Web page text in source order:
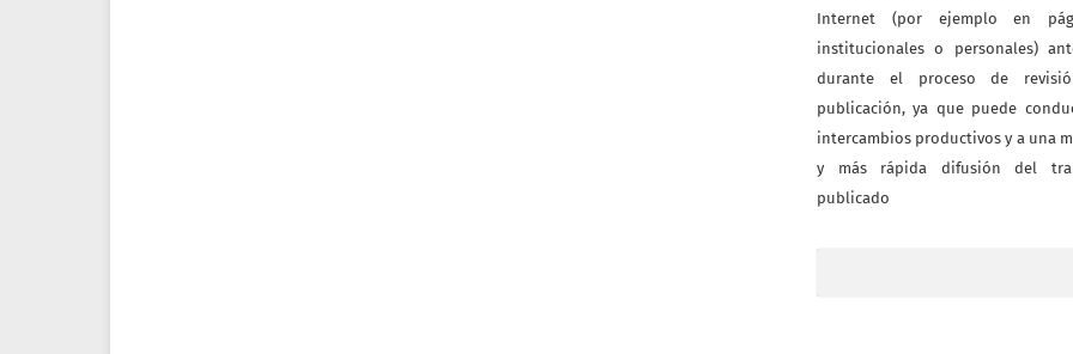
Internet (por ejemplo en
institucionales o personales)
durante el proceso de
publicación, ya que puede
intercambios productivos y a una
y más rápida difusión del
publicado